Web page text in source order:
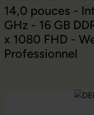
14,0 pouces -
GHz - 16 GB
x 1080 FHD -
Professionnel
Ignorer la galerie